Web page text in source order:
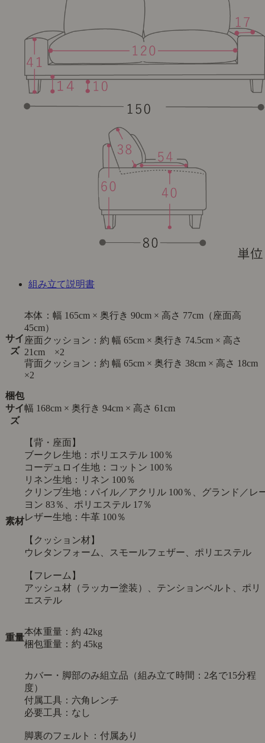
組み立て説明書
サイ
ズ
本体：幅 165cm × 奥行き 90cm × 高さ 77cm（座面高
45cm）
座面クッション：約 幅 65cm × 奥行き 74.5cm × 高さ
21cm ×2
背面クッション：約 幅 65cm × 奥行き 38cm × 高さ
×2
梱包
サイ
ズ
幅 168cm × 奥行き 94cm × 高さ 61cm
素材
【背・座面】
ブークレ生地：ポリエステル 100％
コーデュロイ生地：コットン 100％
リネン生地：リネン 100％
クリンプ生地：パイル／アクリル 100％、グランド／レ
ヨン 83％、ポリエステル 17％
レザー生地：牛革 100％
【クッション材】
ウレタンフォーム、スモールフェザー、ポリエステル
【フレーム】
アッシュ材（ラッカー塗装）、テンションベルト、ポリ
エステル
重量
本体重量：約 42kg
梱包重量：約 45kg
カバー・脚部のみ組立品（組み立て時間：2名で15分程
度）
付属工具：六角レンチ
必要工具：なし
脚裏のフェルト：付属あり